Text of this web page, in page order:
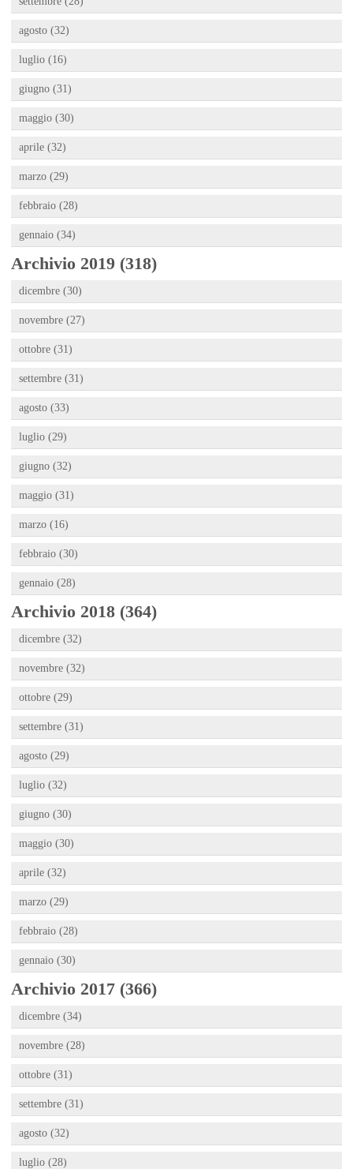
agosto (32)
luglio (16)
giugno (31)
maggio (30)
aprile (32)
marzo (29)
febbraio (28)
gennaio (34)
Archivio 2019 (318)
dicembre (30)
novembre (27)
ottobre (31)
settembre (31)
agosto (33)
luglio (29)
giugno (32)
maggio (31)
marzo (16)
febbraio (30)
gennaio (28)
Archivio 2018 (364)
dicembre (32)
novembre (32)
ottobre (29)
settembre (31)
agosto (29)
luglio (32)
giugno (30)
maggio (30)
aprile (32)
marzo (29)
febbraio (28)
gennaio (30)
Archivio 2017 (366)
dicembre (34)
novembre (28)
ottobre (31)
settembre (31)
agosto (32)
luglio (28)